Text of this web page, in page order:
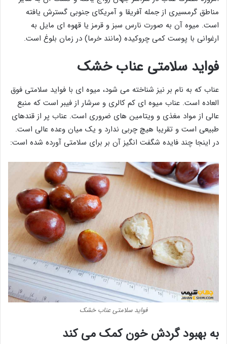
مناطق گرمسیری از جمله آفریقا و آمریکای جنوبی گسترش یافته
است. میوه آن به صورت نارس سبز و قرمز یا قهوه ای مایل به
ارغوانی با پوست کمی چروکیده (مانند خرما) در زمان بلوغ است.
فواید سلامتی عناب خشک
عناب که به نام بر نیز شناخته می شود، میوه ای با فواید سلامتی فوق
العاده است. عناب میوه ای کم کالری و سرشار از فیبر است که منبع
عالی از مواد مغذی و ویتامین های ضروری است. عناب پر از قندهای
طبیعی است و تقریبا هیچ چربی ندارد و یک میان وعده عالی است.
در اینجا چند فایده شگفت انگیز آن بر برای سلامتی آورده شده است:
فواید سلامتی عناب خشک
به بهبود گردش خون کمک می کند